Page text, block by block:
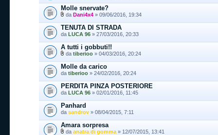
Molle snervate?
da Dani4x4 » 09/06/2016, 19:34
TENUTA DI STRADA
da LUCA 96 » 27/03/2016, 20:33
A tutti i gobbuti!!
da tiberioo » 04/03/2016, 20:24
Molle da carico
da tiberioo » 24/02/2016, 20:24
PERDITA PINZA POSTERIORE
da LUCA 96 » 02/01/2016, 11:45
Panhard
da sandrov » 08/04/2015, 7:11
Amara sorpresa
da anatra di gomma » 12/07/2015, 13:41